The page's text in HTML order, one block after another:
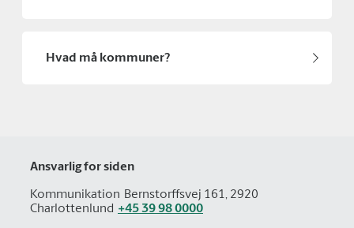
Hvad må kommuner?
Ansvarlig for siden
Kommunikation Bernstorffsvej 161, 2920
Charlottenlund +45 39 98 0000